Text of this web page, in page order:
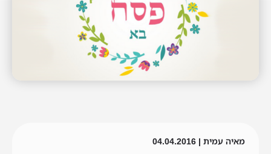
מאיה עמית | 04.04.2016